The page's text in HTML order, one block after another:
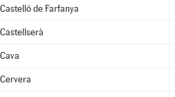
Castelló de Farfanya
Castellserà
Cava
Cervera